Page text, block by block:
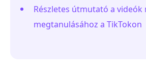
Részletes útmutató a videók
megtanulásához a TikTokon